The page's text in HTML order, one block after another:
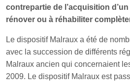
contrepartie de l’acquisition
rénover ou à réhabiliter
Le dispositif Malraux a été de
avec la succession de différents
Malraux ancien qui concernaient
2009. Le dispositif Malraux est